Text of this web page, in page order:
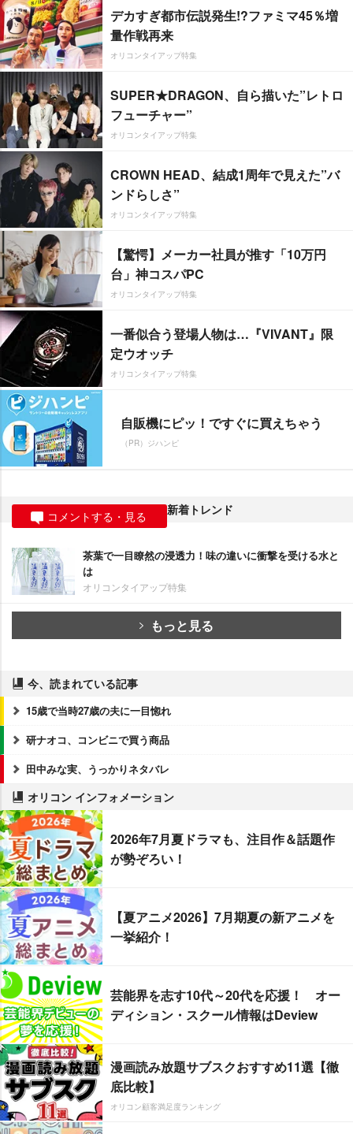
デカすぎ都市伝説発生!?ファミマ45％増
量作戦再来
オリコンタイアップ特集
SUPER★DRAGON、自ら描いた”レトロ
フューチャー”
オリコンタイアップ特集
CROWN HEAD、結成1周年で見えた”バ
ンドらしさ”
オリコンタイアップ特集
【驚愕】メーカー社員が推す「10万円
台」神コスパPC
オリコンタイアップ特集
一番似合う登場人物は…『VIVANT』限
定ウオッチ
オリコンタイアップ特集
自販機にピッ！ですぐに買えちゃう
（PR）ジハンピ
コメントする・見る 新着トレンド
茶葉で一目瞭然の浸透力！味の違いに衝撃を受ける水と
は
オリコンタイアップ特集
もっと見る
今、読まれている記事
15歳で当時27歳の夫に一目惚れ
研ナオコ、コンビニで買う商品
田中みな実、うっかりネタバレ
オリコン インフォメーション
2026年7月夏ドラマも、注目作＆話題作
が勢ぞろい！
【夏アニメ2026】7月期夏の新アニメを
一挙紹介！
芸能界を志す10代～20代を応援！ オー
ディション・スクール情報はDeview
漫画読み放題サブスクおすすめ11選【徹
底比較】
オリコン顧客満足度ランキング